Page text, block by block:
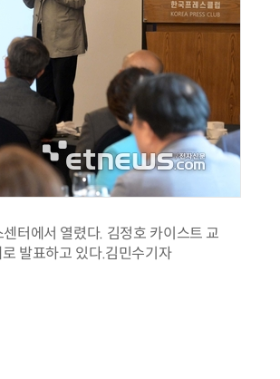
터에서 열렸다. 김정호 카이스트 교
발표하고 있다.김민수기자